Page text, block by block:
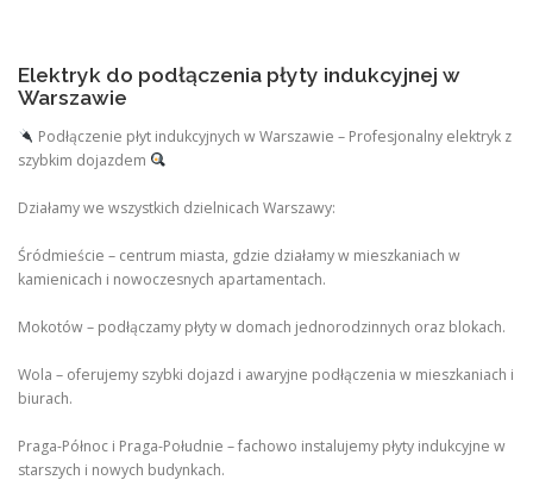
Elektryk do podłączenia płyty indukcyjnej w
Warszawie
Podłączenie płyt indukcyjnych w Warszawie – Profesjonalny elektryk z
szybkim dojazdem
Działamy we wszystkich dzielnicach Warszawy:
Śródmieście – centrum miasta, gdzie działamy w mieszkaniach w
kamienicach i nowoczesnych apartamentach.
Mokotów – podłączamy płyty w domach jednorodzinnych oraz blokach.
Wola – oferujemy szybki dojazd i awaryjne podłączenia w mieszkaniach i
biurach.
Praga-Północ i Praga-Południe – fachowo instalujemy płyty indukcyjne w
starszych i nowych budynkach.